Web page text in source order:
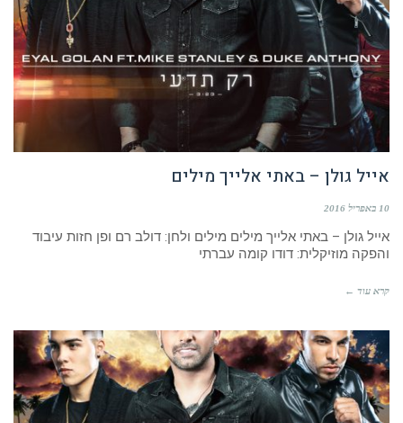
אייל גולן – באתי אלייך מילים
10 באפריל 2016
אייל גולן – באתי אלייך מילים מילים ולחן: דולב רם ופן חזות עיבוד
והפקה מוזיקלית: דודו קומה עברתי
קרא עוד ←